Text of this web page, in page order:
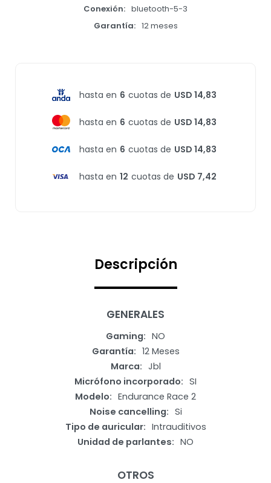
Conexión
bluetooth-5-3
Garantía
12 meses
hasta en 6 cuotas de USD 14,83
hasta en 6 cuotas de USD 14,83
hasta en 6 cuotas de USD 14,83
hasta en 12 cuotas de USD 7,42
Descripción
GENERALES
Gaming
NO
Garantía
12 Meses
Marca
Jbl
Micrófono incorporado
SI
Modelo
Endurance Race 2
Noise cancelling
Si
Tipo de auricular
Intrauditivos
Unidad de parlantes
NO
OTROS